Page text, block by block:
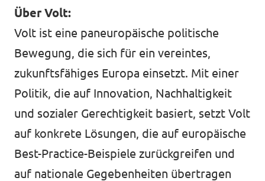
Über Volt:
Volt ist eine paneuropäische politische
Bewegung, die sich für ein vereintes,
zukunftsfähiges Europa einsetzt. Mit einer
Politik, die auf Innovation, Nachhaltigkeit
und sozialer Gerechtigkeit basiert, setzt Volt
auf konkrete Lösungen, die auf europäische
Best-Practice-Beispiele zurückgreifen und
auf nationale Gegebenheiten übertragen